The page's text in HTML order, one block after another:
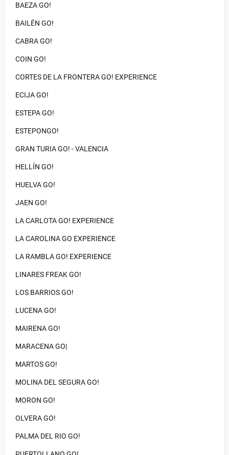
BAEZA GO!
BAILÉN GO!
CABRA GO!
COIN GO!
CORTES DE LA FRONTERA GO! EXPERIENCE
ECIJA GO!
ESTEPA GO!
ESTEPONGO!
GRAN TURIA GO! - VALENCIA
HELLÍN GO!
HUELVA GO!
JAEN GO!
LA CARLOTA GO! EXPERIENCE
LA CAROLINA GO EXPERIENCE
LA RAMBLA GO! EXPERIENCE
LINARES FREAK GO!
LOS BARRIOS GO!
LUCENA GO!
MAIRENA GO!
MARACENA GO|
MARTOS GO!
MOLINA DEL SEGURA GO!
MORON GO!
OLVERA GO!
PALMA DEL RIO GO!